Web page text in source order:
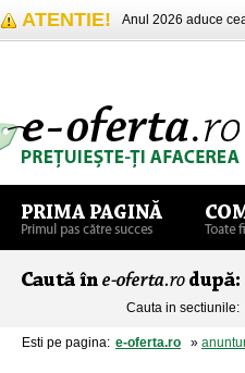
ATENTIE! Anul 2026 aduce
Cauta in sectiunile:
Esti pe pagina: e-oferta.ro »